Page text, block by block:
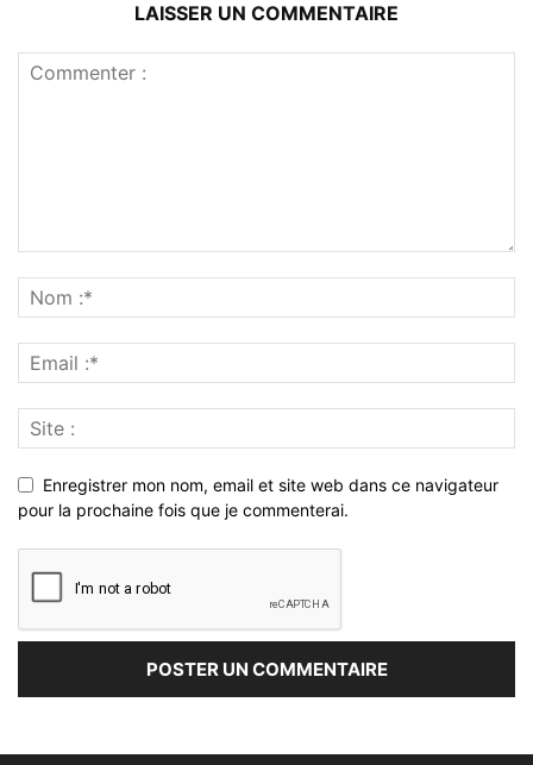
LAISSER UN COMMENTAIRE
Enregistrer mon nom, email et site web dans ce navigateur
pour la prochaine fois que je commenterai.